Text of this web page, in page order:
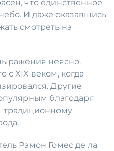
что единственное
И даже оказавшись
смотреть на
неясно.
с XIX веком, когда
Другие
благодаря
традиционному
Рамон Гомес де ла